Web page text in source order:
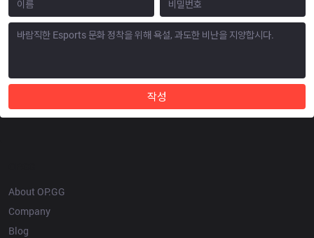
작성
About OP.GG
Company
Blog